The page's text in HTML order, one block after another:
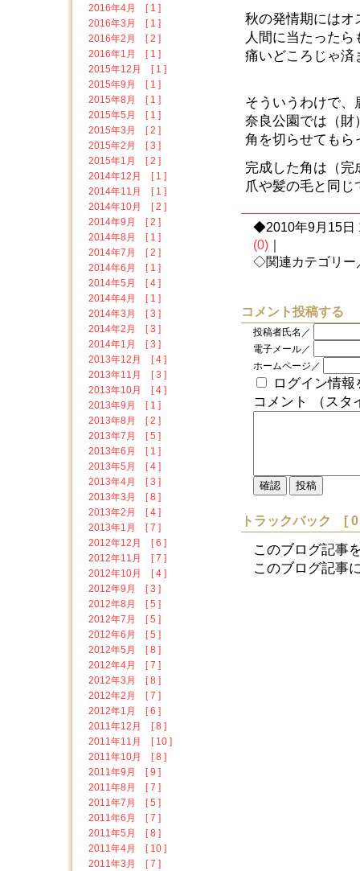
2016年4月 [ 1 ]
2016年3月 [ 1 ]
2016年2月 [ 2 ]
2016年1月 [ 1 ]
2015年12月 [ 1 ]
2015年9月 [ 1 ]
2015年8月 [ 1 ]
2015年5月 [ 1 ]
2015年3月 [ 2 ]
2015年2月 [ 3 ]
2015年1月 [ 2 ]
2014年12月 [ 1 ]
2014年11月 [ 1 ]
2014年10月 [ 2 ]
2014年9月 [ 2 ]
2014年8月 [ 1 ]
2014年7月 [ 2 ]
2014年6月 [ 1 ]
2014年5月 [ 4 ]
2014年4月 [ 1 ]
2014年3月 [ 3 ]
2014年2月 [ 3 ]
2014年1月 [ 3 ]
2013年12月 [ 4 ]
2013年11月 [ 3 ]
2013年10月 [ 4 ]
2013年9月 [ 1 ]
2013年8月 [ 2 ]
2013年7月 [ 5 ]
2013年6月 [ 1 ]
2013年5月 [ 4 ]
2013年4月 [ 3 ]
2013年3月 [ 8 ]
2013年2月 [ 4 ]
2013年1月 [ 7 ]
2012年12月 [ 6 ]
2012年11月 [ 7 ]
2012年10月 [ 4 ]
2012年9月 [ 3 ]
2012年8月 [ 5 ]
2012年7月 [ 5 ]
2012年6月 [ 5 ]
2012年5月 [ 8 ]
2012年4月 [ 7 ]
2012年3月 [ 8 ]
2012年2月 [ 7 ]
2012年1月 [ 6 ]
2011年12月 [ 8 ]
2011年11月 [ 10 ]
2011年10月 [ 8 ]
2011年9月 [ 9 ]
2011年8月 [ 7 ]
2011年7月 [ 5 ]
2011年6月 [ 7 ]
2011年5月 [ 8 ]
2011年4月 [ 10 ]
2011年3月 [ 7 ]
秋の発情期には
人間に当たった
痛いどころじゃ
そういうわけで、
奈良公園では（財
角を切らせてもら
完成した角は（完
爪や髪の毛と同
◆2010年9月15日
(0)
◇関連カテゴリー
コメント投稿する
投稿者氏名／
電子メール／
ホームページ／
ログイン情報
コメント （スタ
トラックバック [
このブログ記事
このブログ記事